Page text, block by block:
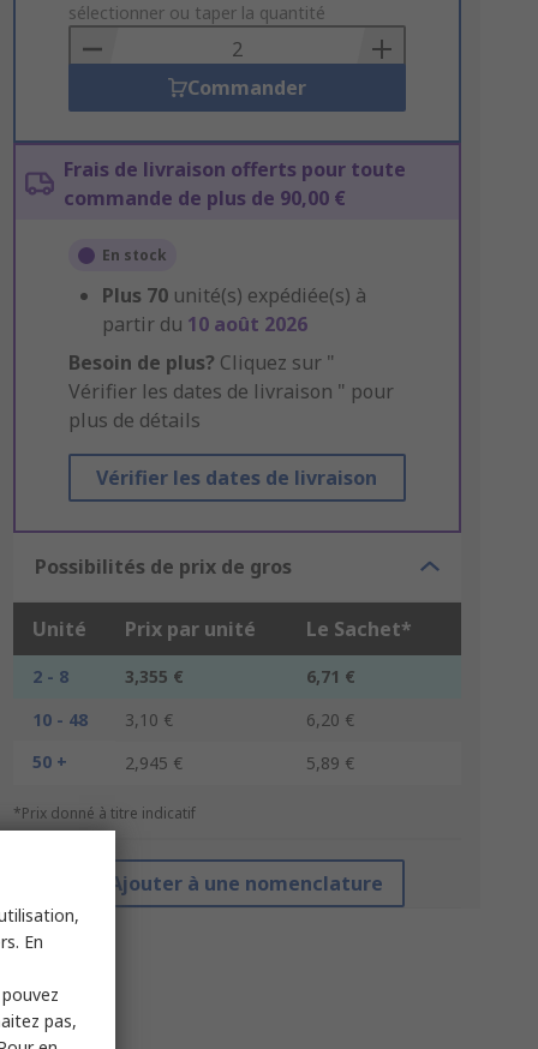
to
Basket
sélectionner ou taper la quantité
Commander
Frais de livraison offerts pour toute
commande de plus de 90,00 €
En stock
Plus 70 unité(s) expédiée(s) à
partir du 10 août 2026
Besoin de plus? Cliquez sur "
Vérifier les dates de livraison " pour
plus de détails
Vérifier les dates de livraison
Possibilités de prix de gros
Unité Prix par unité Le Sachet*
2 - 8 3,355 €
6,71 €
10 - 48
3,10 €
6,20 €
50 +
2,945 € 5,89 €
*Prix donné à titre indicatif
Ajouter à une nomenclature
En
pas,